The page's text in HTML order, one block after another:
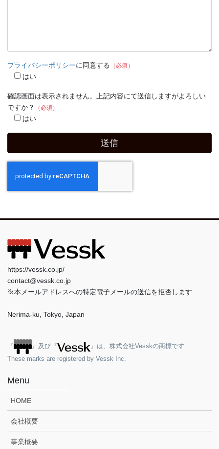
プライバシーポリシーに同意する （必須）
はい
確認画面は表示されません。上記内容にて送信しますがよろしい
ですか？
（必須）
はい
https://vessk.co.jp/
contact@vessk.co.jp
※本メールアドレスへの特定電子メールの送信を拒否します
Nerima-ku, Tokyo, Japan
『 』及び『
』は、株式会社Vesskの商標です
These marks are registered by Vessk Inc.
Menu
HOME
会社概要
事業概要